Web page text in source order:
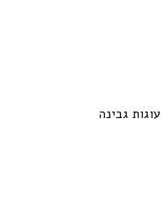
עוגות גבינה